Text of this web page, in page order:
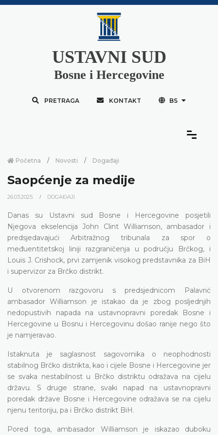
USTAVNI SUD
Bosne i Hercegovine
PRETRAGA KONTAKT BS
Početna Novosti Događaji
Saopćenje za medije
26.03.2025. DOGAĐAJI
Danas su Ustavni sud Bosne i Hercegovine posjetili
Njegova ekselencija John Clint Williamson, ambasador i
predsjedavajući Arbitražnog tribunala za spor o
međuentitetskoj liniji razgraničenja u području Brčkog, i
Louis J. Crishock, prvi zamjenik visokog predstavnika za BiH
i supervizor za Brčko distrikt.
U otvorenom razgovoru s predsjednicom Palavrić
ambasador Williamson je istakao da je zbog posljednjih
nedopustivih napada na ustavnopravni poredak Bosne i
Hercegovine u Bosnu i Hercegovinu došao ranije nego što
je namjeravao.
Istaknuta je saglasnost sagovornika o neophodnosti
stabilnog Brčko distrikta, kao i cijele Bosne i Hercegovine jer
se svaka nestabilnost u Brčko distriktu odražava na cijelu
državu. S druge strane, svaki napad na ustavnopravni
poredak države Bosne i Hercegovine odražava se na cijelu
njenu teritoriju, pa i Brčko distrikt BiH.
Pored toga, ambasador Williamson je iskazao duboku